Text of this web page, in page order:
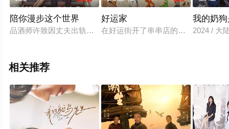
。
陪你漫步这个世界
品酒师许致因丈夫出轨而离婚，知名电视人雷达阴差阳错地帮
好运家
在好运街开了串串店的罗家是一个重
我的奶
2024 / 大
相关推荐